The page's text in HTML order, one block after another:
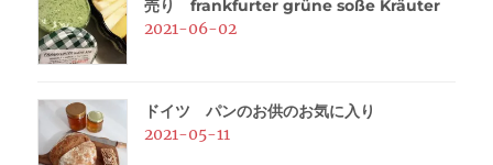
売り frankfurter grüne soße Kräuter
2021-06-02
ドイツ パンのお供のお気に入り
2021-05-11